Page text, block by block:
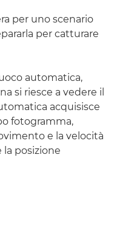
per uno scenario
per catturare
automatica,
si riesce a vedere il
acquisisce
fotogramma,
e la velocità
posizione